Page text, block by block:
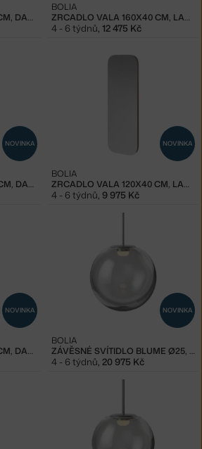
ZRCADLO VALA 160X75 CM, DARK OAK ZRCADLO VALA 160X40 CM, LACQUERED OAK
BOLIA
4 - 6 týdnů, 12 475 Kč
NOVINKA
ZRCADLO VALA 160X40 CM, DARK OAK
NOVINKA
ZRCADLO VALA 120X40 CM, LACQUERED OAK
BOLIA
4 - 6 týdnů, 9 975 Kč
NOVINKA
ZRCADLO VALA 120X40 CM, DARK OAK
NOVINKA
ZÁVĚSNÉ SVÍTIDLO BLUME Ø25, GREY
BOLIA
4 - 6 týdnů, 20 975 Kč